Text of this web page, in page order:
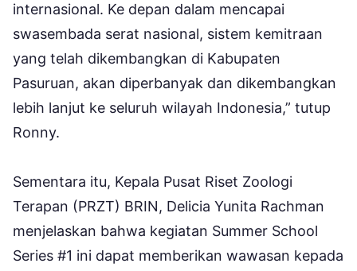
internasional. Ke depan dalam mencapai
swasembada serat nasional, sistem kemitraan
yang telah dikembangkan di Kabupaten
Pasuruan, akan diperbanyak dan dikembangkan
lebih lanjut ke seluruh wilayah Indonesia,” tutup
Ronny.
Sementara itu, Kepala Pusat Riset Zoologi
Terapan (PRZT) BRIN, Delicia Yunita Rachman
menjelaskan bahwa kegiatan Summer School
Series #1 ini dapat memberikan wawasan kepada